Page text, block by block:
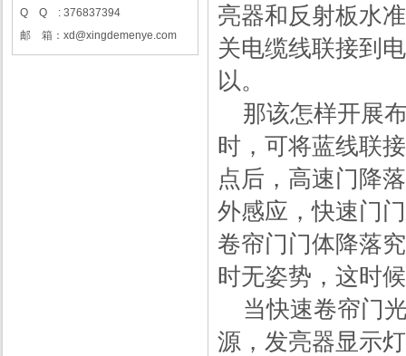
Q Q : 376837394
邮 箱：xd@xingdemenye.com
亮器和反射板水
关电缆线联接到
以。
那该怎样开展
时，可将蓝线联
点后，高速门降
外感应，快速门
卷帘门门体降落
时无姿势，这时
当快速卷帘门
源，发亮器显示